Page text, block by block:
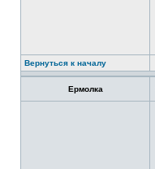
Вернуться к началу
Ермолка